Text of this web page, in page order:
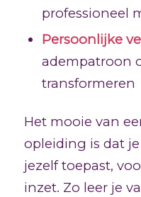
professioneel
Persoonlijke
adempatroon
transformeren
Het mooie van
opleiding is dat
jezelf toepast,
inzet. Zo leer je